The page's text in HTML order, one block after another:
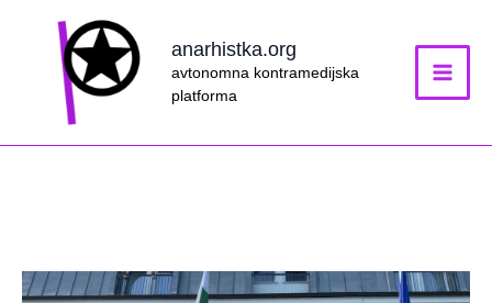
anarhistka.org
avtonomna kontramedijska
platforma